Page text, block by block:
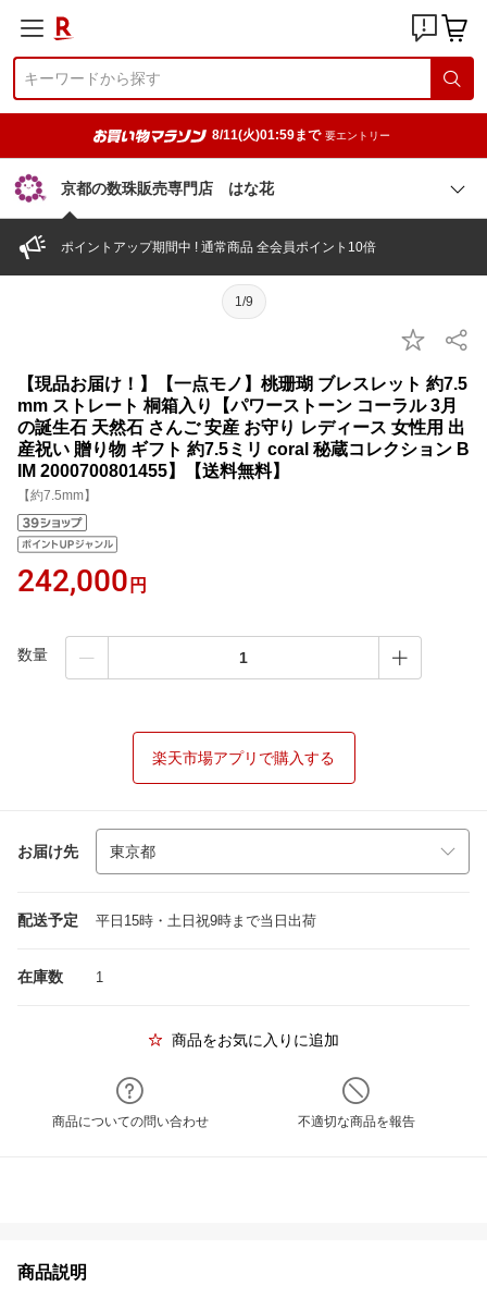
8/11(火)01:59まで 要エントリー
京都の数珠販売専門店 はな花
ポイントアップ期間中 ! 通常商品 全会員ポイント10倍
1/9
【現品お届け！】【一点モノ】桃珊瑚 ブレスレット 約7.5
mm ストレート 桐箱入り【パワーストーン コーラル 3月
の誕生石 天然石 さんご 安産 お守り レディース 女性用 出
産祝い 贈り物 ギフト 約7.5ミリ coral 秘蔵コレクション B
IM 2000700801455】【送料無料】
【約7.5mm】
242,000 円
数量
楽天市場アプリで購入する
お届け先
配送予定 平日15時・土日祝9時まで当日出荷
在庫数 1
商品をお気に入りに追加
商品についての問い合わせ 不適切な商品を報告
商品説明